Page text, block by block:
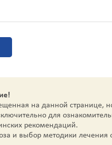
на данной странице,
для
рекомендаций.
и выбор методики